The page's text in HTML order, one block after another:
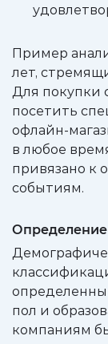
Пример
лет,
Для покупки
посетить
офлайн-
в любое
привязано к
событиям.
пол и
компаниям